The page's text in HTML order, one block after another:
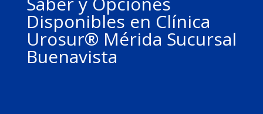
Disponibles en Clínica
Urosur® Mérida Sucursal
Buenavista